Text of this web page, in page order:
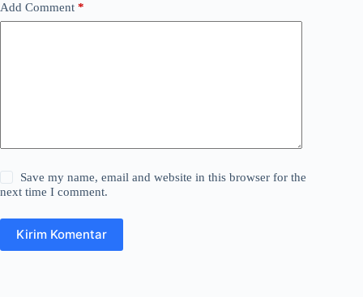
Add Comment *
Save my name, email and website in this browser for the
next time I comment.
Kirim Komentar